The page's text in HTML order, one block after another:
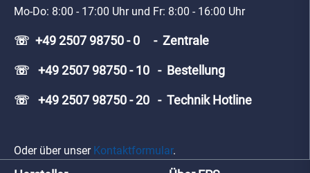
Mo-Do: 8:00 - 17:00 Uhr und Fr: 8:00 - 16:00 Uhr
☏ +49 2507 98750 - 0 - Zentrale
☏ +49 2507 98750 - 10 - Bestellung
☏ +49 2507 98750 - 20 - Technik Hotline
Oder über unser Kontaktformular.